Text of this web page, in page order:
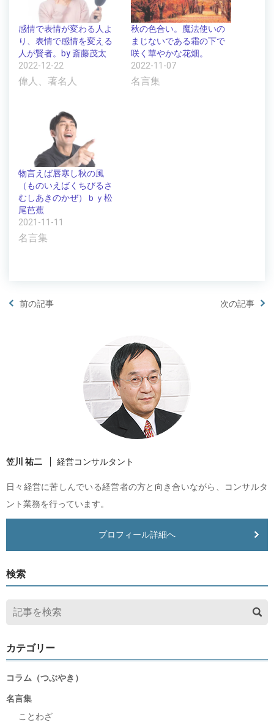
感情で表情が変わる人よ
り、表情で感情を変える
人が賢者。by 斎藤茂太
2022-12-22
偉人、著名人
秋の色合い。魔法使いの
まじないである霜の下で
咲く華やかな花畑。
2022-11-07
名言集
物言えば唇寒し秋の風
（ものいえばくちびるさ
むしあきのかぜ）ｂｙ松
尾芭蕉
2021-11-11
名言集
前の記事 次の記事
笠川 祐二 経営コンサルタント
日々経営に苦しんでいる経営者の方と向き合いながら、コンサルタ
ント業務を行っています。
プロフィール詳細へ
検索
カテゴリー
コラム（つぶやき）
名言集
ことわざ